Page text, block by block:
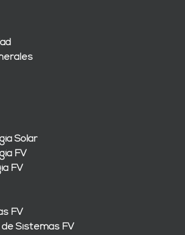
Solar
FV
FV
FV
Sistemas FV